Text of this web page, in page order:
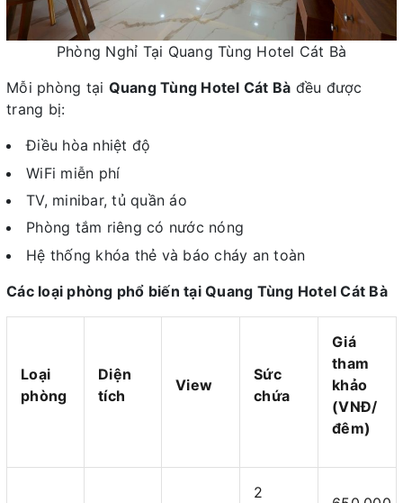
Phòng Nghỉ Tại Quang Tùng Hotel Cát Bà
Mỗi phòng tại Quang Tùng Hotel Cát Bà đều được
trang bị:
Điều hòa nhiệt độ
WiFi miễn phí
TV, minibar, tủ quần áo
Phòng tắm riêng có nước nóng
Hệ thống khóa thẻ và báo cháy an toàn
Các loại phòng phổ biến tại Quang Tùng Hotel Cát Bà
Loại
phòng
Diện
tích
View
Sức
chứa
Giá
tham
khảo
(VNĐ/
đêm)
2